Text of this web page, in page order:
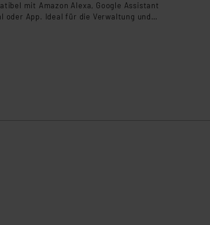
mit Amazon Alexa, Google Assistant
oder App. Ideal für die Verwaltung und